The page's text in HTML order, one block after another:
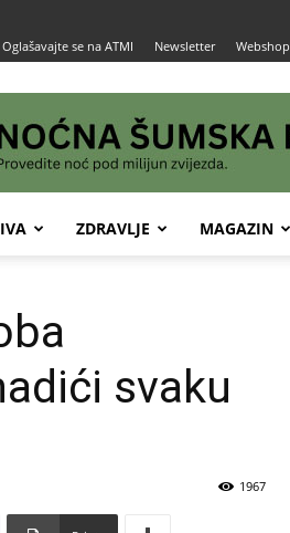
Oglašavajte se na ATMI Newsletter Webshop
ZDRAVLJE MAGAZIN
svaku
1967